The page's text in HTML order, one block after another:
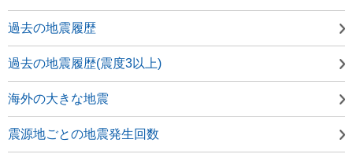
過去の地震履歴
過去の地震履歴(震度3以上)
海外の大きな地震
震源地ごとの地震発生回数